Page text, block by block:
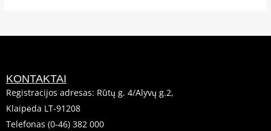
KONTAKTAI
Registracijos adresas: Rūtų g. 4/Alyvų g.2,
Klaipėda LT-91208
Telefonas (0-46) 382 000